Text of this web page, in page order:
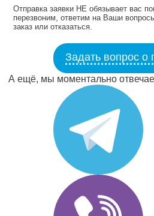
Отправка заявки НЕ обязывает вас
перезвоним, ответим на Ваши
заказ или отказаться.
Задать вопрос о
А ещё, мы моментально